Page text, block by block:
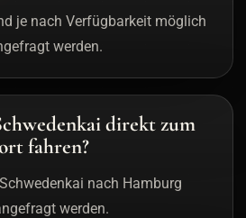
je nach Verfügbarkeit möglich
werden.
direkt zum
fahren?
nach Hamburg
werden.